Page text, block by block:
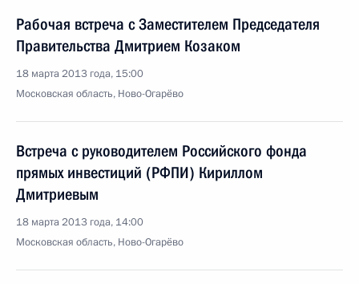
Рабочая встреча с Заместителем Председателя
Правительства Дмитрием Козаком
18 марта 2013 года, 15:00
Московская область, Ново-Огарёво
Встреча с руководителем Российского фонда
прямых инвестиций (РФПИ) Кириллом
Дмитриевым
18 марта 2013 года, 14:00
Московская область, Ново-Огарёво